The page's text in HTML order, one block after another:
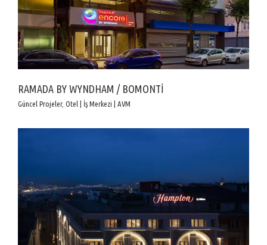
RAMADA BY WYNDHAM / BOMONTİ
Güncel Projeler, Otel | İş Merkezi | AVM